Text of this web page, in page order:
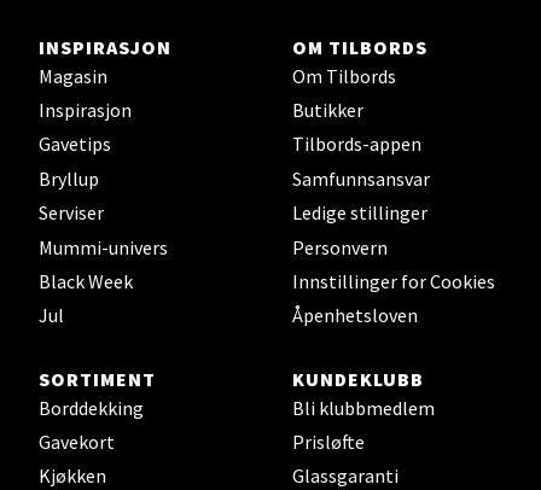
INSPIRASJON
Magasin
Inspirasjon
Gavetips
Bryllup
Serviser
Mummi-univers
Black Week
Jul
OM TILBORDS
Om Tilbords
Butikker
Tilbords-appen
Samfunnsansvar
Ledige stillinger
Personvern
Innstillinger for Cookies
Åpenhetsloven
SORTIMENT
Borddekking
Gavekort
Kjøkken
KUNDEKLUBB
Bli klubbmedlem
Prisløfte
Glassgaranti
Ålesund - Thon Senter Moa
Åpent i dag 10-20
Molde - Moldetorget
Torget 1, 6413 Molde
Åpent i dag 10-20